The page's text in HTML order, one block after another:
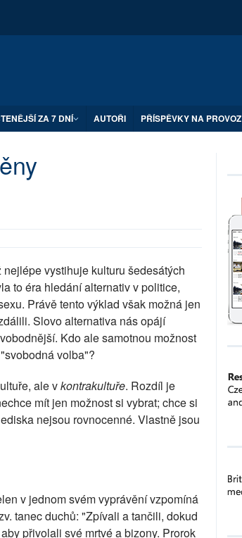
ZA 7 DNÍ AUTOŘI PŘÍSPĚVKY NA PROVOZ
vystihuje kulturu šedesátých
to éra hledání alternativ v politice,
Právě tento výklad však možná jen
Slovo alternativa nás opájí
Kdo ale samotnou možnost
volba"?
ale vkontrakultuře. Rozdíl je
mít jen možnost si vybrat; chce si
nejsou rovnocenné. Vlastně jsou
v jednom svém vyprávění vzpomíná
tanec duchů: "Zpívali a tančili, dokud
přivolali své mrtvé a bizony. Prorok